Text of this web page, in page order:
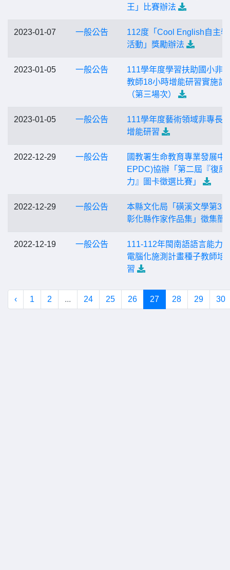
王」比賽辦法
2023-01-07 一般公告
112度「Cool English自主
活動」獎勵辦法
2023-01-05 一般公告
111學年度學習扶助國小非
教師18小時增能研習實施計
（第三場次）
2023-01-05 一般公告
111學年度藝術領域非專長
增能研習
2022-12-29 一般公告
國教署生命教育專業發展中
EPDC)協辦「第二屆『復原
力』圖卡徵選比賽」
2022-12-29 一般公告
本縣文化局「磺溪文學第31
彰化縣作家作品集」徵集簡
2022-12-19 一般公告
111-112年閩南語語言能力
電腦化施測計畫種子教師培
習
‹ 1 2 ... 24 25 26 27 28 29 30